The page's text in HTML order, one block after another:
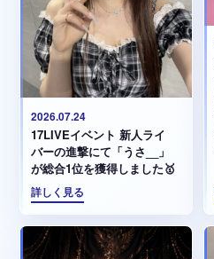
2026.07.24
17LIVEイベント 新人ライ
バーの進撃にて「うさ__」
が総合1位を獲得しました🥇
詳しく見る